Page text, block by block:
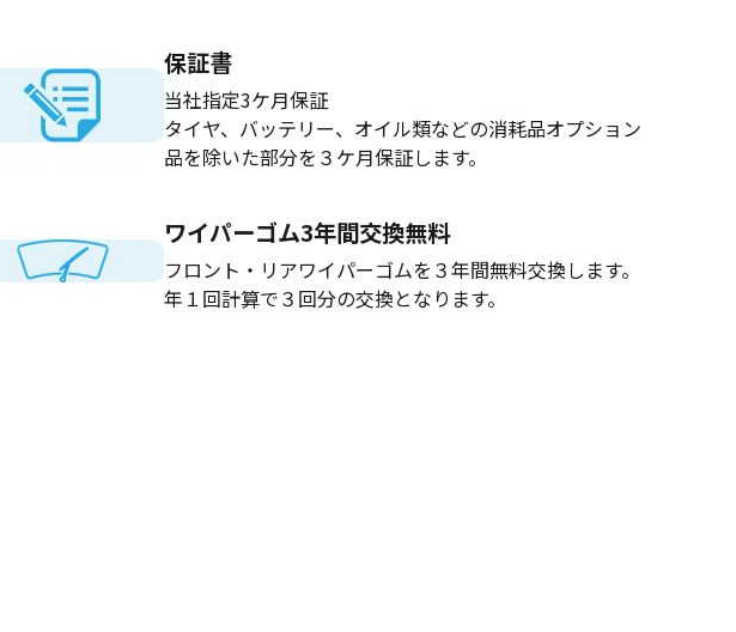
保証書
当社指定3ケ月保証
タイヤ、バッテリー、オイル類などの消耗品オプション
品を除いた部分を３ケ月保証します。
ワイパーゴム3年間交換無料
フロント・リアワイパーゴムを３年間無料交換します。
年１回計算で３回分の交換となります。